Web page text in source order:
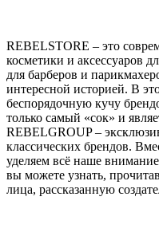
REBELSTORE – это
косметики и аксессуаров
для барберов и
интересной историей. В
беспорядочную кучу
только самый «сок» и
REBELGROUP –
классических брендов.
уделяем всё наше
вы можете узнать,
лица, рассказанную